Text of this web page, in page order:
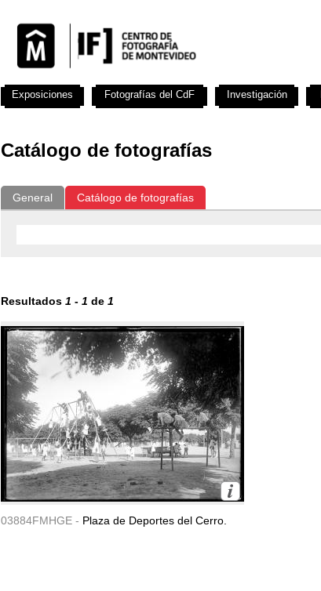
Catálogo de fotografías
General Catálogo de fotografías
Resultados 1 - 1 de 1
03884FMHGE - Plaza de Deportes del Cerro.
Exposiciones Fotografías del CdF Investigación